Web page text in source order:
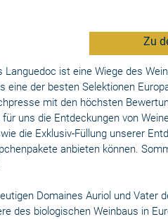
Zu
Languedoc ist eine Wiege des
eine der besten Selektionen
mit den höchsten
uns die Entdeckungen von
die Exklusiv-Füllung unserer
anbieten können.
Domaines Auriol und Vater
des biologischen Weinbaus in